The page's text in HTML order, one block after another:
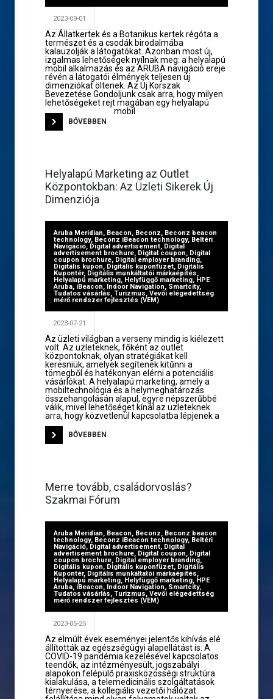
2023-09-01
Az Állatkertek és a Botanikus kertek régóta a
természet és a csodák birodalmába
kalauzolják a látogatókat. Azonban most új,
izgalmas lehetőségek nyílnak meg: a helyalapú
mobil alkalmazás és az ARUBA navigáció ereje
révén a látogatói élmények teljesen új
dimenziókat öltenek. Az Új Korszak
Bevezetése Gondoljunk csak arra, hogy milyen
lehetőségeket rejt magában egy helyalapú
mobil
BŐVEBBEN
Helyalapú Marketing az Outlet
Központokban: Az Üzleti Sikerek Új
Dimenziója
Aruba Meridian, Beacon, Beconz, Beconz beacon
technology, Beconz iBeacon technology, Beltéri
Navigáció, Digital advertisement, Digital
advertisement brochure, Digital coupon, Digital
coupon brochure, Digital employer branding,
Digitális kupon, Digitális kuponfüzet, Digitális
Kupontér, Digitális munkáltatói márkaépítés,
Helyalapú marketing, Helyfüggő marketing, HPE
Aruba, iBeacon, Indoor Navigation, Smartcity,
Tudatos vásárlás, Turizmus, Vevői elégedettség
mérő rendszer fejlesztés (VEM)
2023-07-21
Az üzleti világban a verseny mindig is kiélezett
volt. Az üzleteknek, főként az outlet
központoknak, olyan stratégiákat kell
keresniük, amelyek segítenek kitűnni a
tömegből és hatékonyan elérni a potenciális
vásárlókat. A helyalapú marketing, amely a
mobiltechnológia és a helymeghatározás
összehangolásán alapul, egyre népszerűbbé
válik, mivel lehetőséget kínál az üzleteknek
arra, hogy közvetlenül kapcsolatba lépjenek a
BŐVEBBEN
Merre tovább, családorvoslás?
Szakmai Fórum
Aruba Meridian, Beacon, Beconz, Beconz beacon
technology, Beconz iBeacon technology, Beltéri
Navigáció, Digital advertisement, Digital
advertisement brochure, Digital coupon, Digital
coupon brochure, Digital employer branding,
Digitális kupon, Digitális kuponfüzet, Digitális
Kupontér, Digitális munkáltatói márkaépítés,
Helyalapú marketing, Helyfüggő marketing, HPE
Aruba, iBeacon, Indoor Navigation, Smartcity,
Tudatos vásárlás, Turizmus, Vevői elégedettség
mérő rendszer fejlesztés (VEM)
2023-05-25
Az elmúlt évek eseményei jelentős kihívás elé
állították az egészségügyi alapellátást is. A
COVID-19 pandémia kezelésével kapcsolatos
teendők, az intézményesült, jogszabályi
alapokon felépülő praxisközösségi struktúra
kialakulása, a telemedicinális szolgáltatások
térnyerése, a kollegiális vezetői hálózat